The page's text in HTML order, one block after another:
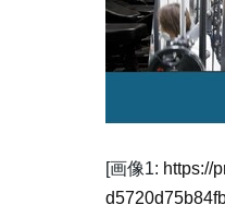
[画像1: https://